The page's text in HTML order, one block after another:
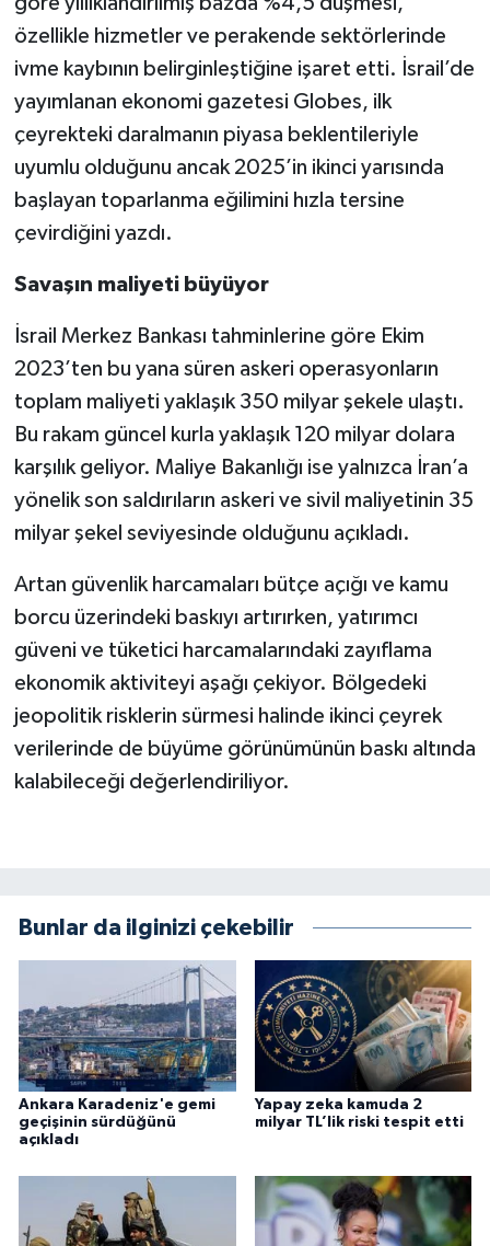
özellikle hizmetler ve perakende sektörlerinde
ivme kaybının belirginleştiğine işaret etti. İsrail’de
yayımlanan ekonomi gazetesi Globes, ilk
çeyrekteki daralmanın piyasa beklentileriyle
uyumlu olduğunu ancak 2025’in ikinci yarısında
başlayan toparlanma eğilimini hızla tersine
çevirdiğini yazdı.
Savaşın maliyeti büyüyor
İsrail Merkez Bankası tahminlerine göre Ekim
2023’ten bu yana süren askeri operasyonların
toplam maliyeti yaklaşık 350 milyar şekele ulaştı.
Bu rakam güncel kurla yaklaşık 120 milyar dolara
karşılık geliyor. Maliye Bakanlığı ise yalnızca İran’a
yönelik son saldırıların askeri ve sivil maliyetinin 35
milyar şekel seviyesinde olduğunu açıkladı.
Artan güvenlik harcamaları bütçe açığı ve kamu
borcu üzerindeki baskıyı artırırken, yatırımcı
güveni ve tüketici harcamalarındaki zayıflama
ekonomik aktiviteyi aşağı çekiyor. Bölgedeki
jeopolitik risklerin sürmesi halinde ikinci çeyrek
verilerinde de büyüme görünümünün baskı altında
kalabileceği değerlendiriliyor.
Bunlar da ilginizi çekebilir
Ankara Karadeniz'e gemi
geçişinin sürdüğünü
açıkladı
Yapay zeka kamuda 2
milyar TL’lik riski tespit etti